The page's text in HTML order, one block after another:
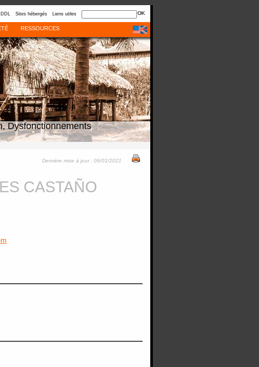
Sites hébergés Liens utiles
RESSOURCES
Dysfonctionnements
Dernière mise à jour : 06/01/2021
CASTAÑO